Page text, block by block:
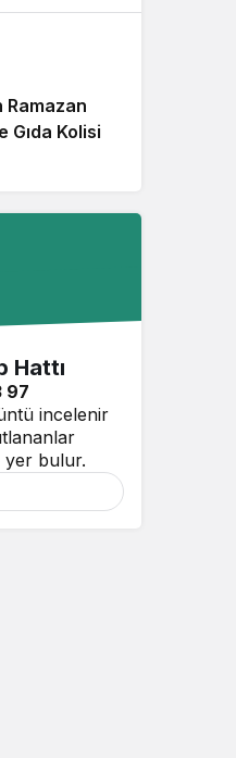
Ramazan
Kolisi
Hattı
97
incelenir
yer bulur.